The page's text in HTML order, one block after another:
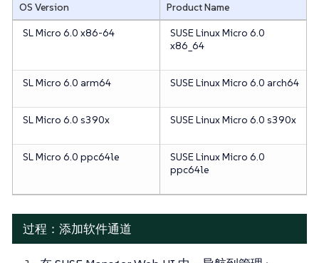
OS Version
Product Name
SL Micro 6.0 x86-64
SUSE Linux Micro 6.0
x86_64
SL Micro 6.0 arm64 SUSE Linux Micro 6.0 arch64
SL Micro 6.0 s390x SUSE Linux Micro 6.0 s390x
SL Micro 6.0 ppc64le
SUSE Linux Micro 6.0
ppc64le
过程：添加软件通道